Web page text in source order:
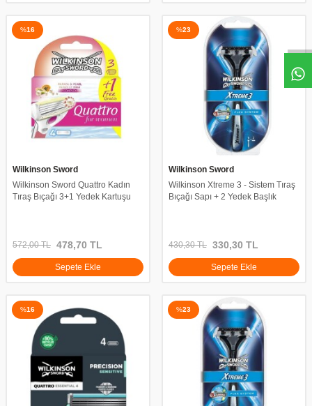
%16
Wilkinson Sword
Wilkinson Sword Quattro Kadın
Tıraş Bıçağı 3+1 Yedek Kartuşu
572,00TL 478,70 TL
Sepete Ekle
%23
Wilkinson Sword
Wilkinson Xtreme 3 - Sistem Tıraş
Bıçağı Sapı + 2 Yedek Başlık
430,30TL 330,30 TL
Sepete Ekle
%16 %23